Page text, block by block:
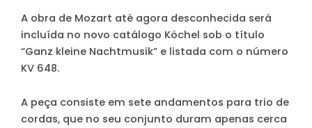
A obra de Mozart até agora desconhecida será
incluída no novo catálogo Köchel sob o título
“Ganz kleine Nachtmusik” e listada com o número
KV 648.
A peça consiste em sete andamentos para trio de
cordas, que no seu conjunto duram apenas cerca